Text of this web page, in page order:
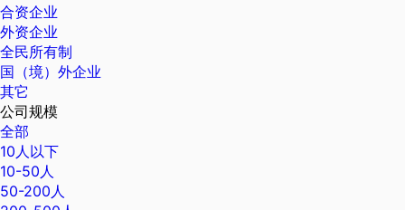
合资企业
外资企业
全民所有制
国（境）外企业
其它
公司规模
全部
10人以下
10-50人
50-200人